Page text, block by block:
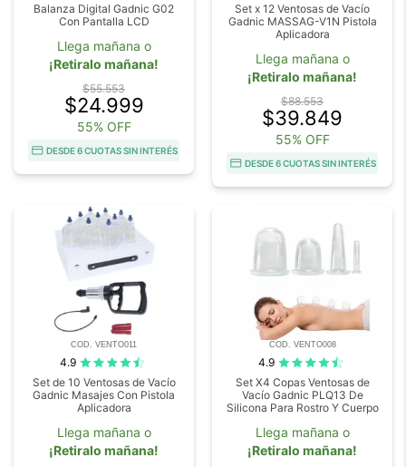
Balanza Digital Gadnic G02
Con Pantalla LCD
Llega mañana o
¡Retiralo mañana!
$55.553
$24.999
55% OFF
DESDE 6 CUOTAS SIN INTERÉS
Set x 12 Ventosas de Vacío
Gadnic MASSAG-V1N Pistola
Aplicadora
Llega mañana o
¡Retiralo mañana!
$88.553
$39.849
55% OFF
DESDE 6 CUOTAS SIN INTERÉS
COD. VENTO011
4.9
Set de 10 Ventosas de Vacío
Gadnic Masajes Con Pistola
Aplicadora
Llega mañana o
¡Retiralo mañana!
COD. VENTO008
4.9
Set X4 Copas Ventosas de
Vacío Gadnic PLQ13 De
Silicona Para Rostro Y Cuerpo
Llega mañana o
¡Retiralo mañana!